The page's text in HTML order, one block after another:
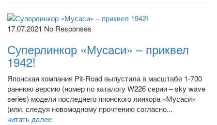
17.07.2021 No Responses
Суперлинкор «Мусаси» – приквел
1942!
Японская компания Pit-Road выпустила в масштабе 1-700
раннюю версию (номер по каталогу W226 серии – sky wave
series) модели последнего японского линкора «Мусаси»
(или, следуя новомодному прочтению согласно...
читать далее